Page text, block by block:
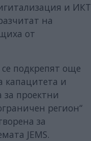
и ИКТ
на
от
подкрепят още
капацитета и
за проектни
регион“
за
JEMS.